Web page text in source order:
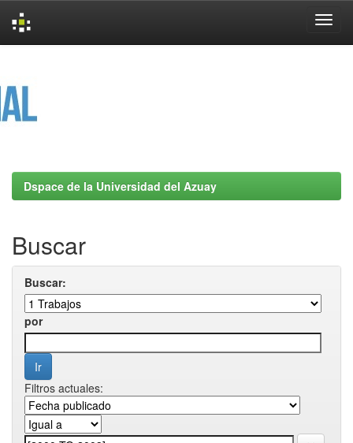
Dspace de la Universidad del Azuay
Buscar
Buscar:
por
Filtros actuales: